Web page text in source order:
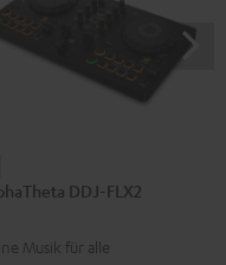
DDJ-
Schwarz
DDJ-FLX2
Musik für alle